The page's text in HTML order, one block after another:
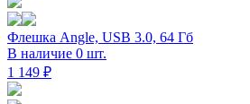
Флешка Angle, USB 3.0, 64 Гб
В наличие 0 шт.
1 149 ₽